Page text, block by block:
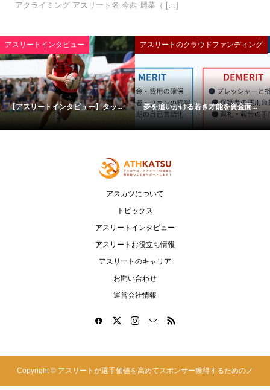
アクライミング アスリート名 今西 麗菜（ […]
アスリートインタビュー
【アスリートインタビュー】タッ...
アスリートのクラウドファンディング
夢を追いかける若き才能を資金面...
アスカツについて
トピックス
アスリートインタビュー
アスリートお役立ち情報
アスリートのキャリア
お問い合わせ
運営会社情報
Copyright © アスリートが選手価値を高めてスポンサー獲得するためのノ